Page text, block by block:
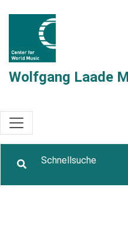
Wolfgang Laade